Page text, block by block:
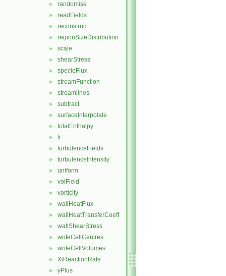
► randomise
► readFields
► reconstruct
► regionSizeDistribution
► scale
► shearStress
► specieFlux
► streamFunction
► streamlines
► subtract
► surfaceInterpolate
► totalEnthalpy
► tr
► turbulenceFields
► turbulenceIntensity
► uniform
► volField
► vorticity
► wallHeatFlux
► wallHeatTransferCoeff
► wallShearStress
► writeCellCentres
► writeCellVolumes
► XiReactionRate
► yPlus